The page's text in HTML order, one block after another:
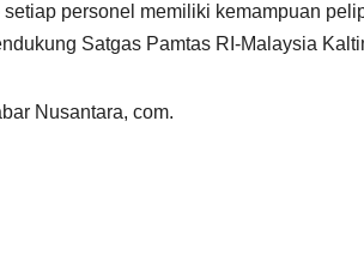
setiap personel memiliki kemampuan
Satgas Pamtas RI-Malaysia
Nusantara, com.